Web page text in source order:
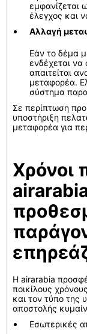
εμφανίζεται
έλεγχος και
Αλλαγή
Εάν το δέμα
ενδέχεται
απαιτείται
μεταφορέα.
σύστημα
Σε περίπτωση
υποστήριξη
μεταφορέα για
Χρόνοι
Η airarabia
ποικίλους
και τον τύπο της
αποστολής
Εσωτερικές